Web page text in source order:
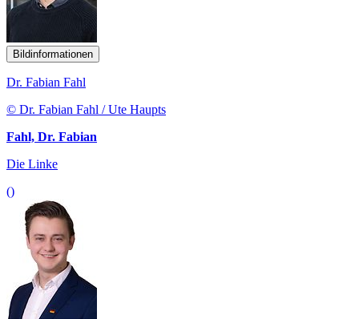
Bildinformationen
Dr. Fabian Fahl
© Dr. Fabian Fahl / Ute Haupts
Fahl, Dr. Fabian
Die Linke
()